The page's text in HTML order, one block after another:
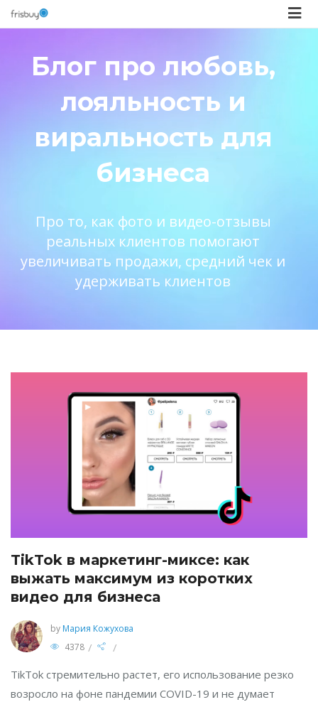
Блог про любовь,
лояльность и
виральность для
бизнеса
Про то, как фото и видео-отзывы
реальных клиентов помогают
увеличивать продажи, средний чек и
удерживать клиентов
TikTok в маркетинг-миксе: как
выжать максимум из коротких
видео для бизнеса
by Мария Кожухова
4378 /
/
TikTok стремительно растет, его использование резко
возросло на фоне пандемии COVID-19 и не думает